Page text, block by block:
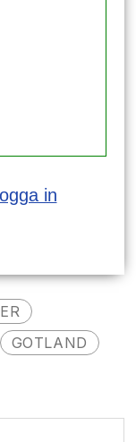
in
GOTLAND